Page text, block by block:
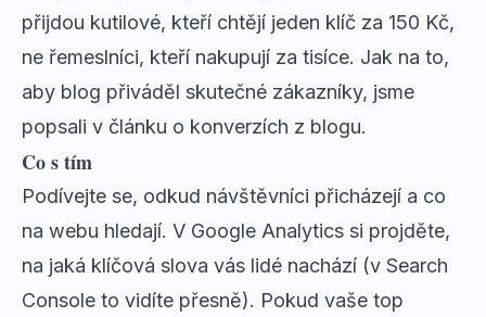
přijdou kutilové, kteří chtějí jeden klíč za 150 Kč,
ne řemeslníci, kteří nakupují za tisíce. Jak na to,
aby blog přiváděl skutečné zákazníky, jsme
popsali v článku o konverzích z blogu.
Co s tím
Podívejte se, odkud návštěvníci přicházejí a co
na webu hledají. V Google Analytics si projděte,
na jaká klíčová slova vás lidé nachází (v Search
Console to vidíte přesně). Pokud vaše top